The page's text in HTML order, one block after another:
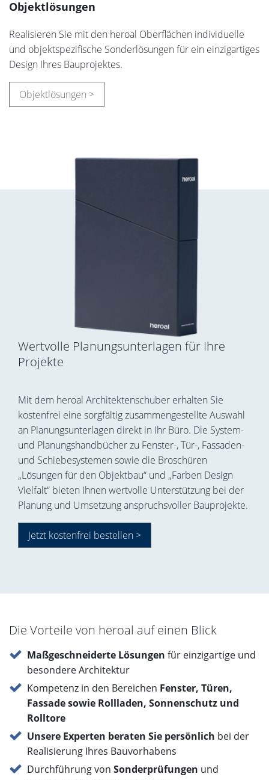
Objektlösungen
Realisieren Sie mit den heroal Oberflächen individuelle
und objektspezifische Sonderlösungen für ein einzigartiges
Design Ihres Bauprojektes.
Objektlösungen >
Wertvolle Planungsunterlagen für Ihre
Projekte
Mit dem heroal Architektenschuber erhalten Sie
kostenfrei eine sorgfältig zusammengestellte Auswahl
an Planungsunterlagen direkt in Ihr Büro. Die System-
und Planungshandbücher zu Fenster-, Tür-, Fassaden-
und Schiebesystemen sowie die Broschüren
„Lösungen für den Objektbau“ und „Farben Design
Vielfalt“ bieten Ihnen wertvolle Unterstützung bei der
Planung und Umsetzung anspruchsvoller Bauprojekte.
Jetzt kostenfrei bestellen >
Die Vorteile von heroal auf einen Blick
Maßgeschneiderte Lösungen für einzigartige und
besondere Architektur
Kompetenz in den Bereichen Fenster, Türen,
Fassade sowie Rollladen, Sonnenschutz und
Rolltore
Unsere Experten beraten Sie persönlich bei der
Realisierung Ihres Bauvorhabens
Durchführung von Sonderprüfungen und